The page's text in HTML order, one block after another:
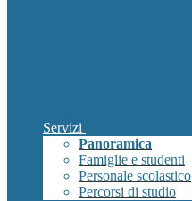
Servizi
Panoramica
Famiglie e studenti
Personale scolastico
Percorsi di studio